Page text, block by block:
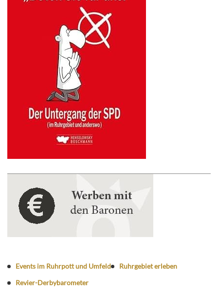
Events im Ruhrpott und Umfeld
Ruhrgebiet erleben
Revier-Derbybarometer